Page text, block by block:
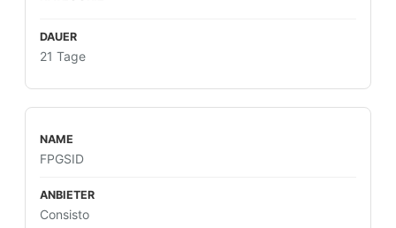
21 Tage
FPGSID
Consisto